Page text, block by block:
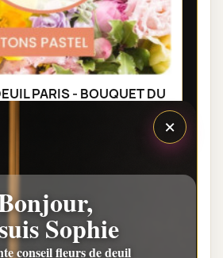
PARIS - BOUQUET DU
la catégorie
DE FLEURS DEUIL
×
Sophie
conseil fleurs de deuil